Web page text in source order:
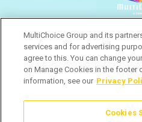
MultiChoice Website Terms &
Responsible Disclosure
Gerir
© 2025 MultiChoice
MultiChoice Group and its
services and for advertising
agree to this. You can change
on Manage Cookies in the footer
information, see our Privacy
Cookies